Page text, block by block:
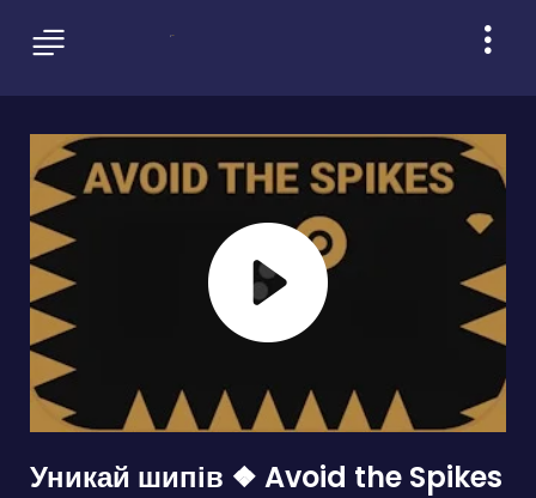
Уникай шипів ❖ Avoid the Spikes